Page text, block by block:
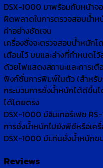
DSX-1000 มาพร้อมกับหน้าจ
ผิดพลาดในการตรวจสอบน้ำห
ค่าอย่างชัดเจน
เครื่องชั่งจะตรวจสอบน้ำหนัก
เตือนไว้ บนและล่างที่กำหนดไ
ด้วยไฟแสดงสถานะและการเตื
ฟังก์ชั่นการพิมพ์ในตัว (สำหรั
กระบวนการชั่งน้ำหนักได้ดีขึ้
ได้โดยตรง
DSX-1000 มีอินเทอร์เฟซ
การชั่งน้ำหนักไปยังพีซีหรือเค
DSX-1000 มีแท่นชั่งน้ำหนักข
Reviews